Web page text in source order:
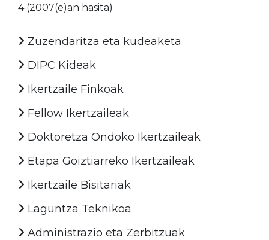
4 (2007(e)an hasita)
Zuzendaritza eta kudeaketa
DIPC Kideak
Ikertzaile Finkoak
Fellow Ikertzaileak
Doktoretza Ondoko Ikertzaileak
Etapa Goiztiarreko Ikertzaileak
Ikertzaile Bisitariak
Laguntza Teknikoa
Administrazio eta Zerbitzuak